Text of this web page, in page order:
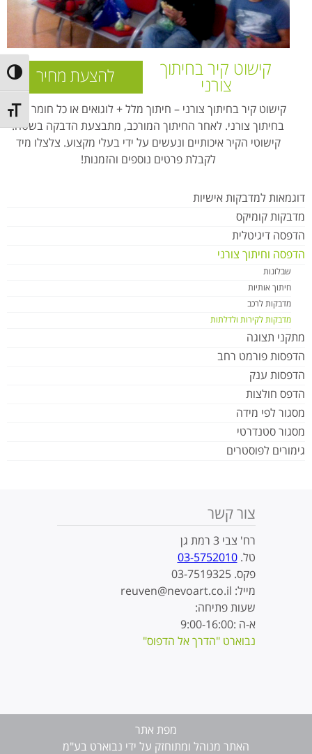
size
להצעת מחיר
קישוט קיר בחיתוך
צורני
קישוט קיר בחיתוך צורני – חיתוך מלל + לוגואים או כל חומר אחר
בחיתוך צורני. לאחר החיתוך המורכב, מתבצעת הדבקה בשטח.
קישוטי הקיר איכותיים ונעשים על ידי בעלי מקצוע. צלצלו מיד
לקבלת פרטים נוספים והזמנות!
דוגמאות למדבקות אישיות
מדבקות קומיקס
הדפסה דיגיטלית
הדפסה וחיתוך צורני
שבלונות
חיתוך אותיות
מדבקות לרכב
מדבקות לקירות ולדלתות
מתקני תצוגה
הדפסות פורמט רחב
הדפסות ענק
הדפס חולצות
מסגור לפי מידה
מסגור סטנדרטי
גימורים לפוסטרים
צור קשר
רח' צבי 3 רמת גן
טל.03-5752010
פקס. 03-7519325
מייל: reuven@nevoart.co.il
שעות פתיחה:
א-ה :9:00-16:00
נבוארט "הדרך אל הדפוס"
מפת אתר
האתר מנוהל ומתוחזק על ידי נבוארט בע"מ